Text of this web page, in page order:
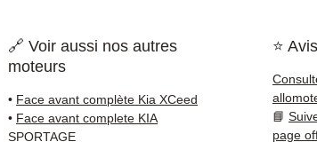
sur
Kia.
38 71
🔗 Voir aussi nos autres
moteurs
• Face avant complète Kia XCeed
• Face avant complete KIA
SPORTAGE
⭐
📘
page